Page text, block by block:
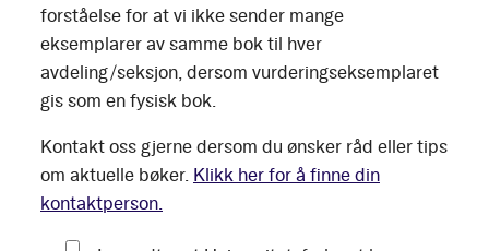
forståelse for at vi ikke sender mange
eksemplarer av samme bok til hver
avdeling/seksjon, dersom vurderingseksemplaret
gis som en fysisk bok.
Kontakt oss gjerne dersom du ønsker råd eller tips
om aktuelle bøker. Klikk her for å finne din
kontaktperson.